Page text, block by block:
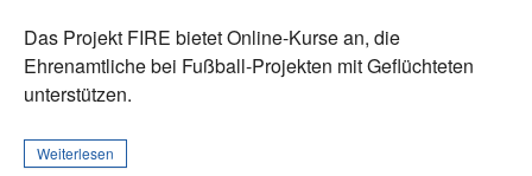
Das Projekt FIRE bietet Online-Kurse an, die
Ehrenamtliche bei Fußball-Projekten mit Geflüchteten
unterstützen.
Weiterlesen